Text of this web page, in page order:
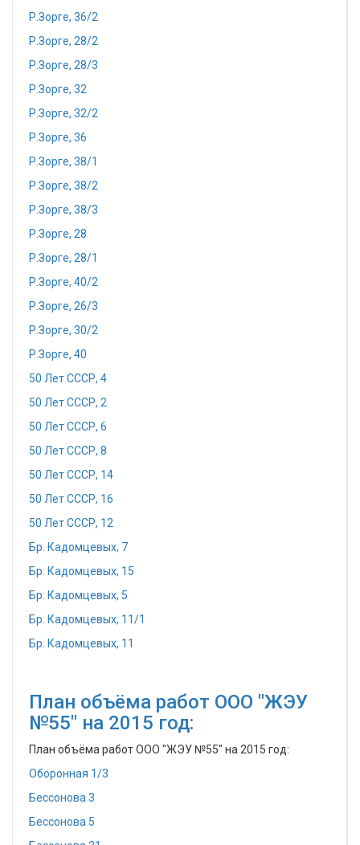
Р.Зорге, 36/2
Р.Зорге, 28/2
Р.Зорге, 28/3
Р.Зорге, 32
Р.Зорге, 32/2
Р.Зорге, 36
Р.Зорге, 38/1
Р.Зорге, 38/2
Р.Зорге, 38/3
Р.Зорге, 28
Р.Зорге, 28/1
Р.Зорге, 40/2
Р.Зорге, 26/3
Р.Зорге, 30/2
Р.Зорге, 40
50 Лет СССР, 4
50 Лет СССР, 2
50 Лет СССР, 6
50 Лет СССР, 8
50 Лет СССР, 14
50 Лет СССР, 16
50 Лет СССР, 12
Бр. Кадомцевых, 7
Бр. Кадомцевых, 15
Бр. Кадомцевых, 5
Бр. Кадомцевых, 11/1
Бр. Кадомцевых, 11
План объёма работ ООО "ЖЭУ
№55" на 2015 год:
План объёма работ ООО "ЖЭУ №55" на 2015 год:
Оборонная 1/3
Бессонова 3
Бессонова 5